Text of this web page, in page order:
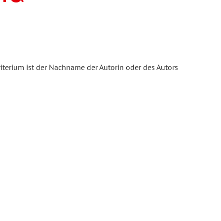
ist der Nachname der Autorin oder des Autors